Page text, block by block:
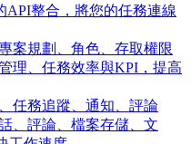
API整合，將您的任務連線
案規劃、角色、存取權限
理、任務效率與KPI，提高
任務追蹤、通知、評論
、評論、檔案存儲、文